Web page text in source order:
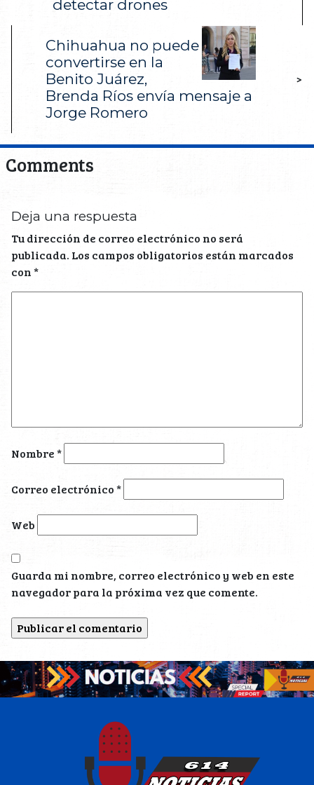
detectar drones
Chihuahua no puede
convertirse en la
Benito Juárez,
Brenda Ríos envía mensaje a
Jorge Romero
>
Comments
Deja una respuesta
Tu dirección de correo electrónico no será
publicada. Los campos obligatorios están marcados
con*
Nombre*
Correo electrónico*
Web
Guarda mi nombre, correo electrónico y web en este
navegador para la próxima vez que comente.